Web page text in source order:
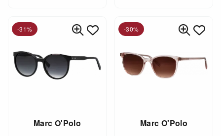
Marc O'Polo
-31%
Marc O'Polo
-30%